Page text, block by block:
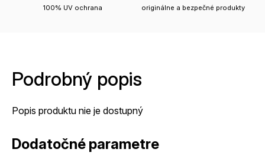
100% UV ochrana originálne a bezpečné produkty
Podrobný popis
Popis produktu nie je dostupný
Dodatočné parametre